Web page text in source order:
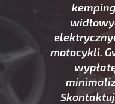
motocykli.